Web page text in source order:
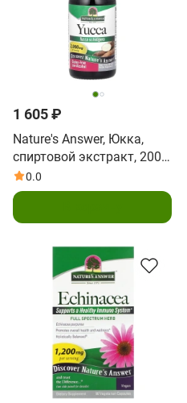
1 605 ₽
Nature's Answer, Юкка,
спиртовой экстракт, 2000
мг, 1 жидкая унция (30
мл)
0.0